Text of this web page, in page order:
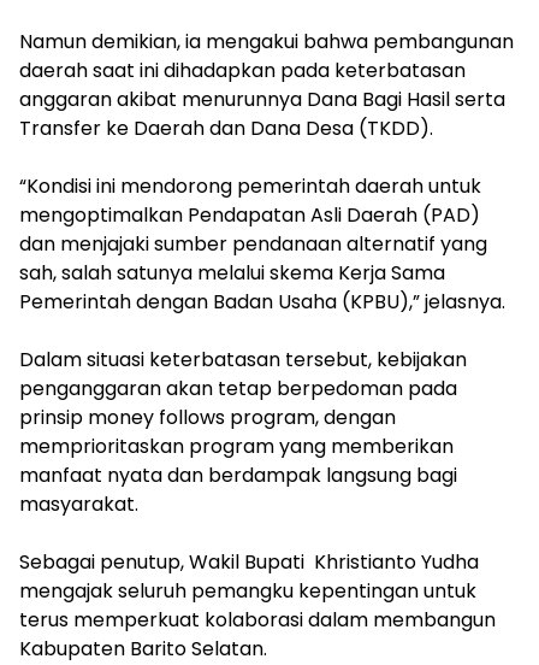
‎Namun demikian, ia mengakui bahwa pembangunan
daerah saat ini dihadapkan pada keterbatasan
anggaran akibat menurunnya Dana Bagi Hasil serta
Transfer ke Daerah dan Dana Desa (TKDD).
‎“Kondisi ini mendorong pemerintah daerah untuk
mengoptimalkan Pendapatan Asli Daerah (PAD)
dan menjajaki sumber pendanaan alternatif yang
sah, salah satunya melalui skema Kerja Sama
Pemerintah dengan Badan Usaha (KPBU),” jelasnya.
‎Dalam situasi keterbatasan tersebut, kebijakan
penganggaran akan tetap berpedoman pada
prinsip money follows program, dengan
memprioritaskan program yang memberikan
manfaat nyata dan berdampak langsung bagi
masyarakat.
‎Sebagai penutup, Wakil Bupati Khristianto Yudha
mengajak seluruh pemangku kepentingan untuk
terus memperkuat kolaborasi dalam membangun
Kabupaten Barito Selatan.